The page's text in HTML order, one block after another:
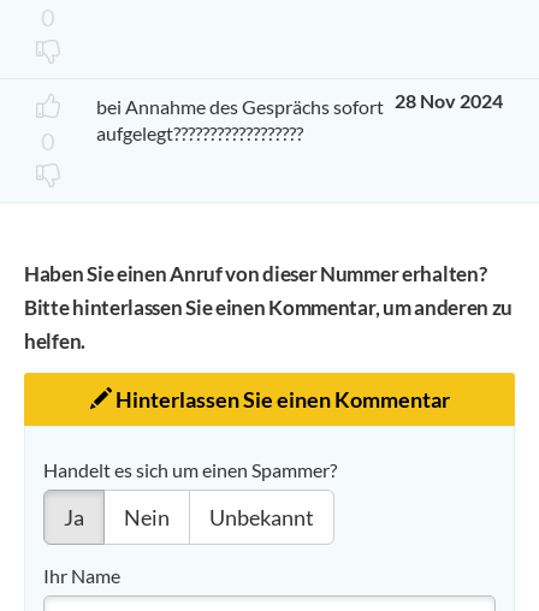
0
0
28 Nov 2024
bei Annahme des Gesprächs sofort
aufgelegt??????????????????
Haben Sie einen Anruf von dieser Nummer erhalten?
Bitte hinterlassen Sie einen Kommentar, um anderen zu
helfen.
Hinterlassen Sie einen Kommentar
Handelt es sich um einen Spammer?
Ja Nein Unbekannt
Ihr Name